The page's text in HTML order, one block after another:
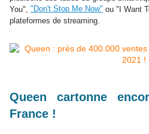
You", "Don't Stop Me Now" ou "I Want
plateformes de streaming.
Queen cartonne
France !